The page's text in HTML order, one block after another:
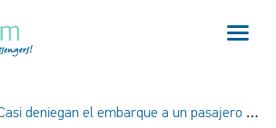
deniegan el embarque a un pasajero EasyJet EasyJet tras quejarse de la aerolínea en Twitter